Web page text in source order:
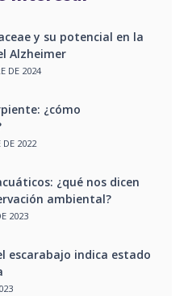
y su potencial en la
Alzheimer
DE 2024
¿cómo
DE 2022
¿qué nos dicen
ambiental?
2023
escarabajo indica estado